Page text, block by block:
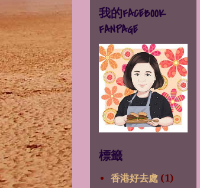
我的FACEBOOK
FANPAGE
標籤
香港好去處 (1)